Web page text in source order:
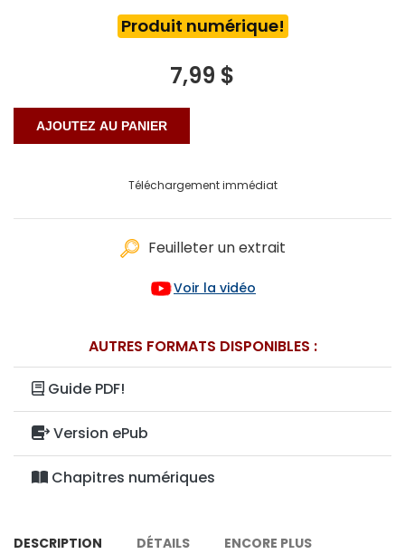
Produit numérique!
7,99 $
Téléchargement immédiat
Feuilleter un extrait
Voir la vidéo
AUTRES FORMATS DISPONIBLES :
Guide PDF!
Version ePub
Chapitres numériques
DESCRIPTION DÉTAILS ENCORE PLUS